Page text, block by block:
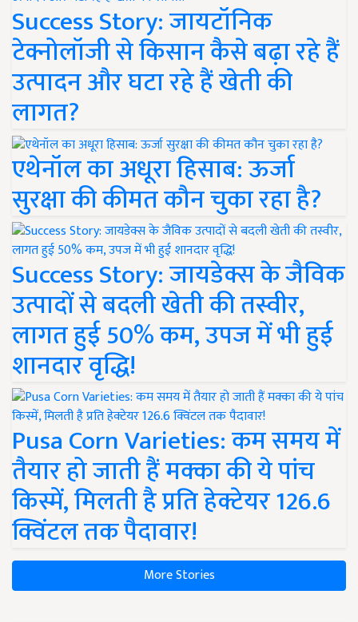
Success Story: जायटॉनिक
टेक्नोलॉजी से किसान कैसे बढ़ा रहे हैं
उत्पादन और घटा रहे हैं खेती की
लागत?
एथेनॉल का अधूरा हिसाब: ऊर्जा
सुरक्षा की कीमत कौन चुका रहा है?
Success Story: जायडेक्स के जैविक
उत्पादों से बदली खेती की तस्वीर,
लागत हुई 50% कम, उपज में भी हुई
शानदार वृद्धि!
Pusa Corn Varieties: कम समय में
तैयार हो जाती हैं मक्का की ये पांच
किस्में, मिलती है प्रति हेक्टेयर 126.6
क्विंटल तक पैदावार!
More Stories